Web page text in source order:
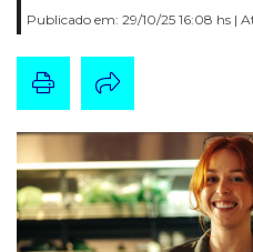
Publicado em: 29/10/25 16:08 hs |